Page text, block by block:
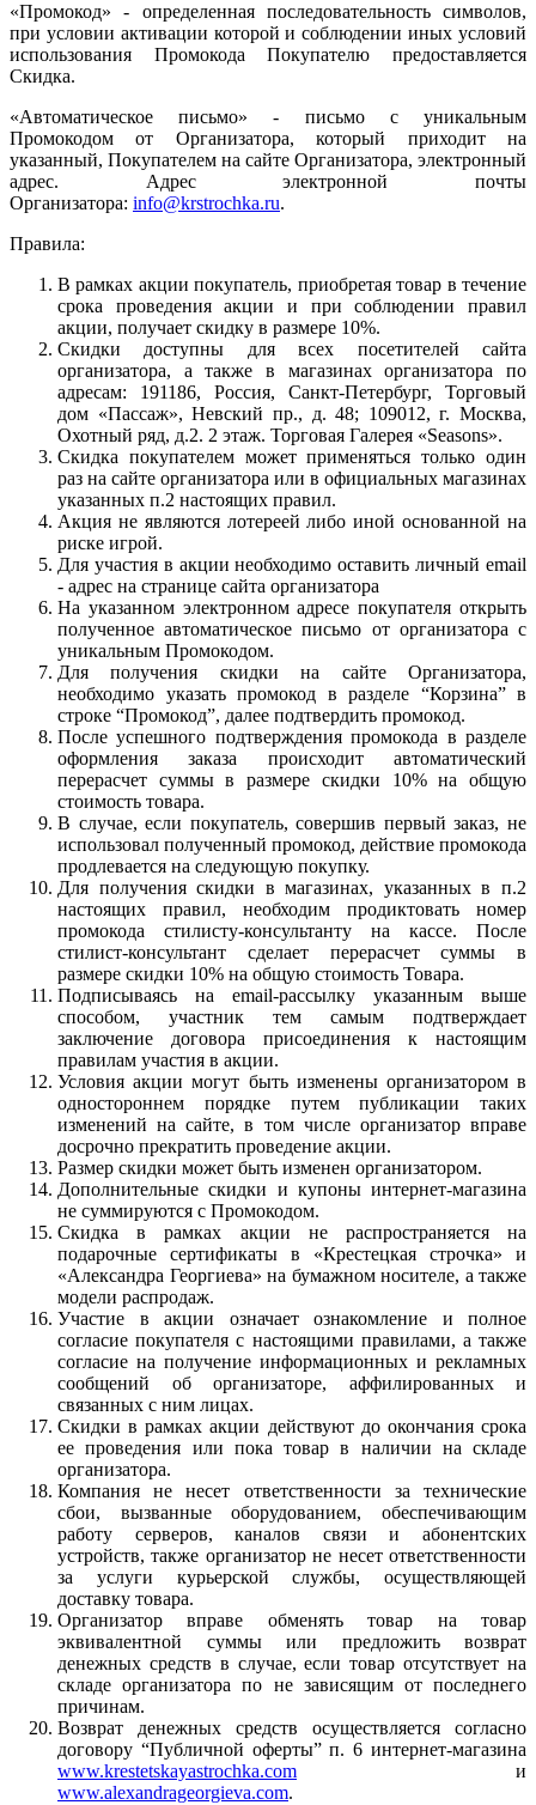
«Промокод» - определенная последовательность символов,
при условии активации которой и соблюдении иных условий
использования Промокода Покупателю предоставляется
Скидка.
«Автоматическое письмо» - письмо с уникальным
Промокодом от Организатора, который приходит на
указанный, Покупателем на сайте Организатора, электронный
адрес. Адрес электронной почты
Организатора: info@krstrochka.ru.
Правила:
В рамках акции покупатель, приобретая товар в течение
срока проведения акции и при соблюдении правил
акции, получает скидку в размере 10%.
Скидки доступны для всех посетителей сайта
организатора, а также в магазинах организатора по
адресам: 191186, Россия, Санкт-Петербург, Торговый
дом «Пассаж», Невский пр., д. 48; 109012, г. Москва,
Охотный ряд, д.2. 2 этаж. Торговая Галерея «Seasons».
Скидка покупателем может применяться только один
раз на сайте организатора или в официальных магазинах
указанных п.2 настоящих правил.
Акция не являются лотереей либо иной основанной на
риске игрой.
Для участия в акции необходимо оставить личный email
- адрес на странице сайта организатора
На указанном электронном адресе покупателя открыть
полученное автоматическое письмо от организатора с
уникальным Промокодом.
Для получения скидки на сайте Организатора,
необходимо указать промокод в разделе “Корзина” в
строке “Промокод”, далее подтвердить промокод.
После успешного подтверждения промокода в разделе
оформления заказа происходит автоматический
перерасчет суммы в размере скидки 10% на общую
стоимость товара.
В случае, если покупатель, совершив первый заказ, не
использовал полученный промокод, действие промокода
продлевается на следующую покупку.
Для получения скидки в магазинах, указанных в п.2
настоящих правил, необходим продиктовать номер
промокода стилисту-консультанту на кассе. После
стилист-консультант сделает перерасчет суммы в
размере скидки 10% на общую стоимость Товара.
Подписываясь на email-рассылку указанным выше
способом, участник тем самым подтверждает
заключение договора присоединения к настоящим
правилам участия в акции.
Условия акции могут быть изменены организатором в
одностороннем порядке путем публикации таких
изменений на сайте, в том числе организатор вправе
досрочно прекратить проведение акции.
Размер скидки может быть изменен организатором.
Дополнительные скидки и купоны интернет-магазина
не суммируются с Промокодом.
Скидка в рамках акции не распространяется на
подарочные сертификаты в «Крестецкая строчка» и
«Александра Георгиева» на бумажном носителе, а также
модели распродаж.
Участие в акции означает ознакомление и полное
согласие покупателя с настоящими правилами, а также
согласие на получение информационных и рекламных
сообщений об организаторе, аффилированных и
связанных с ним лицах.
Скидки в рамках акции действуют до окончания срока
ее проведения или пока товар в наличии на складе
организатора.
Компания не несет ответственности за технические
сбои, вызванные оборудованием, обеспечивающим
работу серверов, каналов связи и абонентских
устройств, также организатор не несет ответственности
за услуги курьерской службы, осуществляющей
доставку товара.
Организатор вправе обменять товар на товар
эквивалентной суммы или предложить возврат
денежных средств в случае, если товар отсутствует на
складе организатора по не зависящим от последнего
причинам.
Возврат денежных средств осуществляется согласно
договору “Публичной оферты” п. 6 интернет-магазина
www.krestetskayastrochka.com и
www.alexandrageorgieva.com.